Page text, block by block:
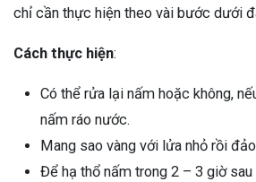
chỉ cần thực hiện theo vài bước dưới
Cách thực hiện:
Có thể rửa lại nấm hoặc không,
nấm ráo nước.
Mang sao vàng với lửa nhỏ rồi
Để hạ thổ nấm trong 2 – 3 giờ